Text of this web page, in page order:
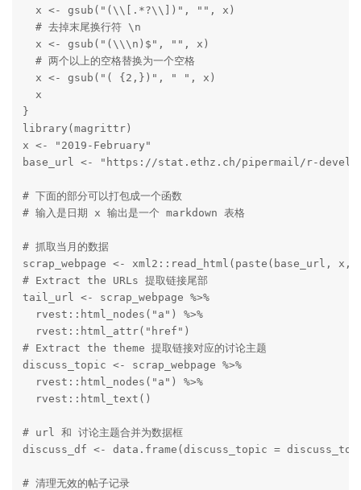
  x <- gsub("(\\[.*?\\])", "", x)
  # 去掉末尾换行符 \n
  x <- gsub("(\\\n)$", "", x)
  # 两个以上的空格替换为一个空格
  x <- gsub("( {2,})", " ", x)
  x
}
library(magrittr)
x <- "2019-February"
base_url <- "https://stat.ethz.ch/pipermail/r-devel"
# 下面的部分可以打包成一个函数
# 输入是日期 x 输出是一个 markdown 表格
# 抓取当月的数据
scrap_webpage <- xml2::read_html(paste(base_url,
# Extract the URLs 提取链接尾部
tail_url <- scrap_webpage %>%
  rvest::html_nodes("a") %>%
  rvest::html_attr("href")
# Extract the theme 提取链接对应的讨论主题
discuss_topic <- scrap_webpage %>%
  rvest::html_nodes("a") %>%
  rvest::html_text()
# url 和 讨论主题合并为数据框
discuss_df <- data.frame(discuss_topic =
# 清理无效的帖子记录